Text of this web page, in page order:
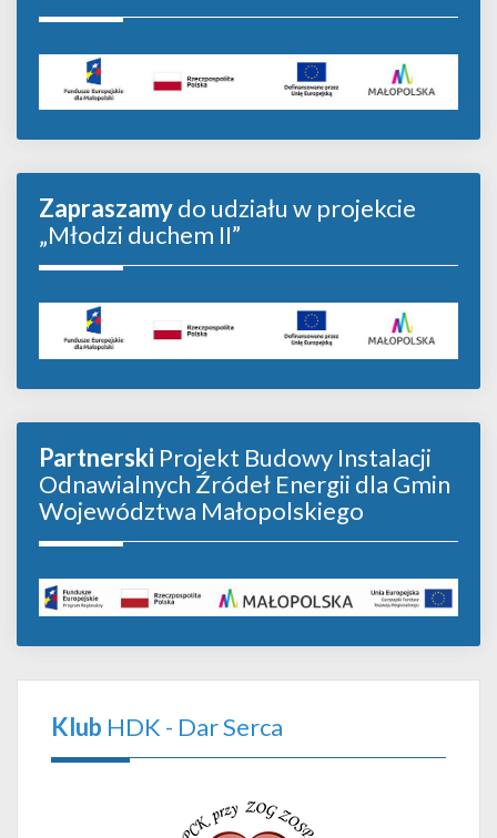
Zapraszamydo udziału w projekcie
„Młodzi duchem II”
Partnerski Projekt Budowy Instalacji
Odnawialnych Źródeł Energii dla Gmin
Województwa Małopolskiego
Klub HDK - Dar Serca